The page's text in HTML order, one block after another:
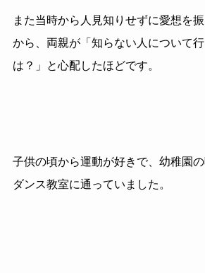
また当時から人見知りせずに愛想を
から、両親が「知らない人について
は？」と心配したほどです。
子供の頃から運動が好きで、幼稚園
ダンス教室に通っていました。